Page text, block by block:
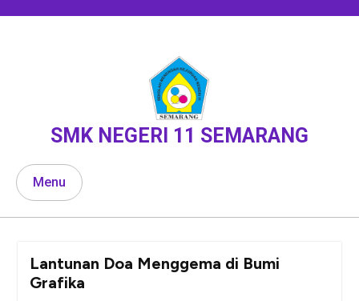
SMK NEGERI 11 SEMARANG
Menu
Lantunan Doa Menggema di Bumi
Grafika